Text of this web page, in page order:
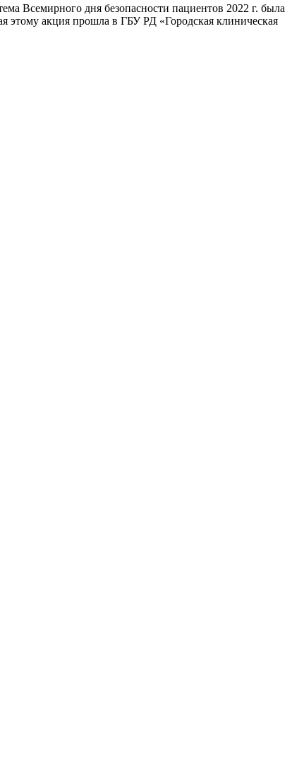
Всемирного дня безопасности пациентов 2022 г. была
этому акция прошла в ГБУ РД «Городская клиническая